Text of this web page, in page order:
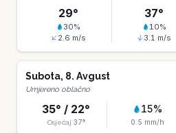
29°
30%
2.6 m/s
37°
10%
3.1 m/s
Subota, 8. Avgust
Umjereno oblačno
35° / 22°
Osjećaj 37°
15%
0.5 mm/h